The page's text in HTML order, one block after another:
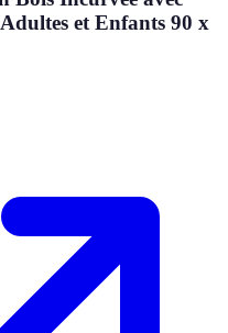
et Enfants 90 x